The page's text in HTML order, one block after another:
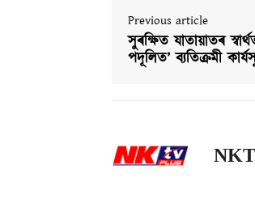
Previous article
সুৰক্ষিত যাতায়াতৰ
পদূলিত’ ব্যতিক্ৰমী